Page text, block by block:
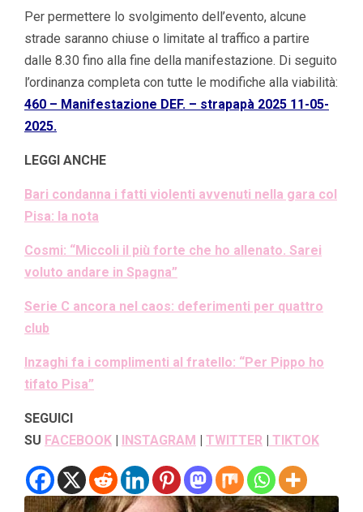
Per permettere lo svolgimento dell’evento, alcune
strade saranno chiuse o limitate al traffico a partire
dalle 8.30 fino alla fine della manifestazione. Di seguito
l’ordinanza completa con tutte le modifiche alla viabilità:
460 – Manifestazione DEF. – strapapà 2025 11-05-
2025.
LEGGI ANCHE
Bari condanna i fatti violenti avvenuti nella gara col
Pisa: la nota
Cosmi: “Miccoli il più forte che ho allenato. Sarei
voluto andare in Spagna”
Serie C ancora nel caos: deferimenti per quattro
club
Inzaghi fa i complimenti al fratello: “Per Pippo ho
tifato Pisa”
SEGUICI
SU FACEBOOK INSTAGRAM TWITTER TIKTOK